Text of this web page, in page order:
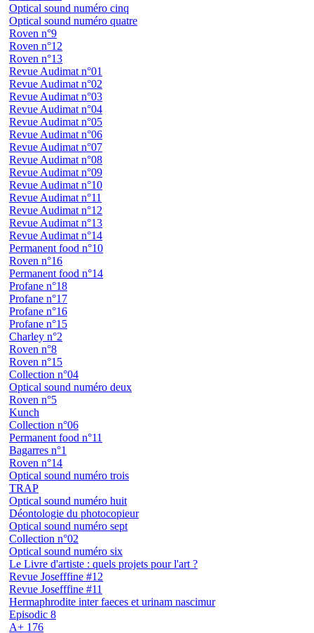
Optical sound numéro cinq
Optical sound numéro quatre
Roven n°9
Roven n°12
Roven n°13
Revue Audimat n°01
Revue Audimat n°02
Revue Audimat n°03
Revue Audimat n°04
Revue Audimat n°05
Revue Audimat n°06
Revue Audimat n°07
Revue Audimat n°08
Revue Audimat n°09
Revue Audimat n°10
Revue Audimat n°11
Revue Audimat n°12
Revue Audimat n°13
Revue Audimat n°14
Permanent food n°10
Roven n°16
Permanent food n°14
Profane n°18
Profane n°17
Profane n°16
Profane n°15
Charley n°2
Roven n°8
Roven n°15
Collection n°04
Optical sound numéro deux
Roven n°5
Kunch
Collection n°06
Permanent food n°11
Bagarres n°1
Roven n°14
Optical sound numéro trois
TRAP
Optical sound numéro huit
Déontologie du photocopieur
Optical sound numéro sept
Collection n°02
Optical sound numéro six
Le Livre d'artiste : quels projets pour l'art ?
Revue Josefffine #12
Revue Josefffine #11
Hermaphrodite inter faeces et urinam nascimur
Episodic 8
A+ 176